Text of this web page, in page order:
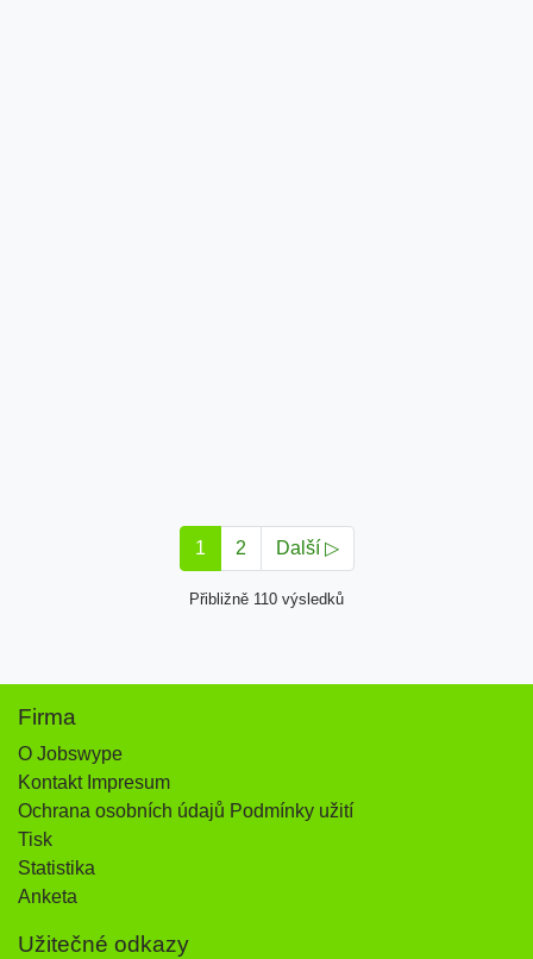
1 2 Další ▷
Přibližně 110 výsledků
Firma
O Jobswype
Kontakt Impresum
Ochrana osobních údajů Podmínky užití
Tisk
Statistika
Anketa
Užitečné odkazy